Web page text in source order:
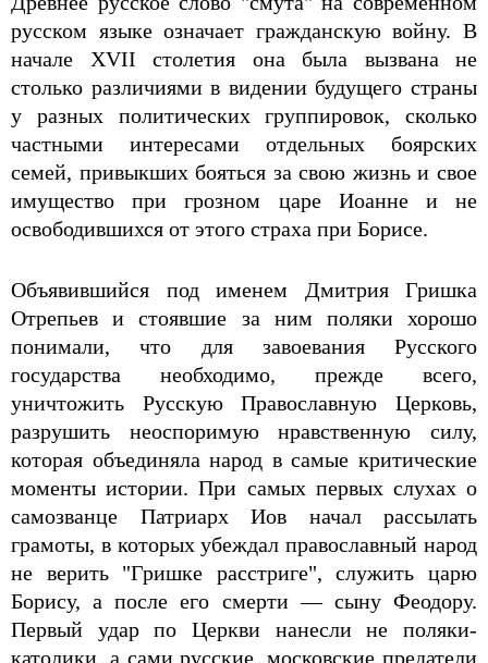
русском языке означает гражданскую войну. В
начале XVII столетия она была вызвана не
столько различиями в видении будущего страны
у разных политических группировок, сколько
частными интересами отдельных боярских
семей, привыкших бояться за свою жизнь и свое
имущество при грозном царе Иоанне и не
освободившихся от этого страха при Борисе.
Объявившийся под именем Дмитрия Гришка
Отрепьев и стоявшие за ним поляки хорошо
понимали, что для завоевания Русского
государства необходимо, прежде всего,
уничтожить Русскую Православную Церковь,
разрушить неоспоримую нравственную силу,
которая объединяла народ в самые критические
моменты истории. При самых первых слухах о
самозванце Патриарх Иов начал рассылать
грамоты, в которых убеждал православный народ
не верить "Гришке расстриге", служить царю
Борису, а после его смерти — сыну Феодору.
Первый удар по Церкви нанесли не поляки-
католики, а сами русские, московские предатели